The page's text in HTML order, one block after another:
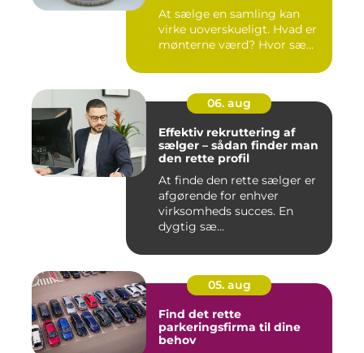
At sælge en samling kan
virke uoverskueligt. Hvad er
mønterne værd? Hvor sæ...
06. aug
Effektiv rekruttering af
sælger – sådan finder man
den rette profil
At finde den rette sælger er
afgørende for enhver
virksomheds succes. En
dygtig sæ...
05. aug
Find det rette
parkeringsfirma til dine
behov